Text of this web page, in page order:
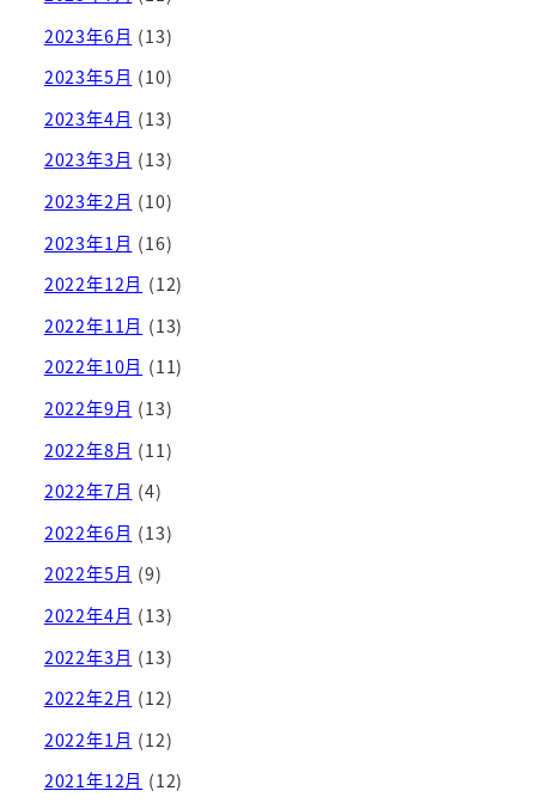
2023年6月 (13)
2023年5月 (10)
2023年4月 (13)
2023年3月 (13)
2023年2月 (10)
2023年1月 (16)
2022年12月 (12)
2022年11月 (13)
2022年10月 (11)
2022年9月 (13)
2022年8月 (11)
2022年7月 (4)
2022年6月 (13)
2022年5月 (9)
2022年4月 (13)
2022年3月 (13)
2022年2月 (12)
2022年1月 (12)
2021年12月 (12)